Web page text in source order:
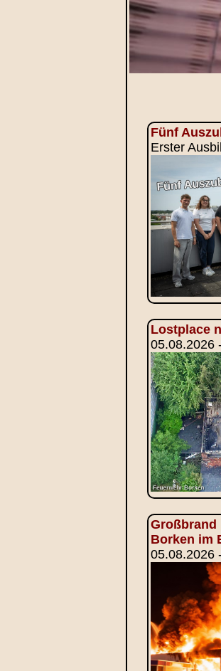
Fünf
Erster
Lostplace
05.08.2026
Großbrand
Borken im
05.08.2026